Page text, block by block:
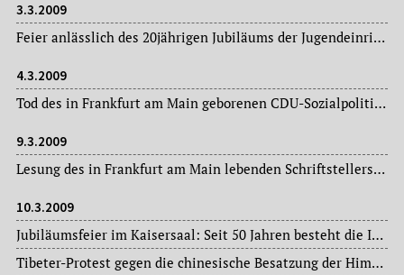
3.3.2009
Feier anlässlich des 20jährigen Jubiläums der Jugendeinrichtung Café Müller im Ostend.
4.3.2009
Tod des in Frankfurt am Main geborenen CDU-Sozialpolitikers Karl-Heinrich Trageser (1932-2009), von 1966 bis 1979 hessischer Landtagsabgeordneter, danach Frankfurter Dezernent für Soziales, Jugend und Wohnungswesen, von 1987 bis 1991 hessischer Sozialminister.
9.3.2009
Lesung des in Frankfurt am Main lebenden Schriftstellers Bodo Kirchhoff im Schauspiel Frankfurt.
10.3.2009
Jubiläumsfeier im Kaisersaal: Seit 50 Jahren besteht die Internationale Fachmesse für Sanitär, Heizung und Klima.
Tibeter-Protest gegen die chinesische Besatzung der Himalaya-Region vor dem chinesischen Generalkonsulat und Kundgebung auf dem Römerberg, veranstaltet von der Tibet Initiative Deutschland und dem Verein der Tibeter in Deutschland.